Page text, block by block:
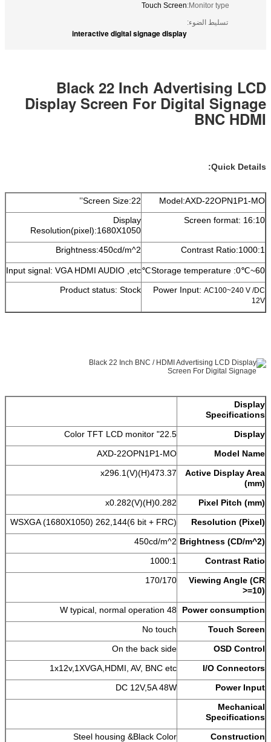
Monitor type:
Touch Screen
تسليط الضوء:
interactive digital signage display
Black 22 Inch Advertising LCD
Display Screen For Digital Signage
BNC HDMI
Quick Details:
Model:AXD-22OPN1P1-MO
Screen Size:22’’
Screen format: 16:10
Display
Resolution(pixel):1680X1050
Contrast Ratio:1000:1
Brightness:450cd/m^2
Storage temperature :0℃~60℃
Input signal: VGA HDMI AUDIO ,etc
Power Input: AC100~240 V /DC
12V
Product status: Stock
Display
Specifications
Display
22.5" Color TFT LCD monitor
Model Name
AXD-22OPN1P1-MO
Active Display Area
(mm)
473.37(H)x296.1(V)
Pixel Pitch (mm)
0.282(H)x0.282(V)
Resolution (Pixel)
WSXGA (1680X1050) 262,144(6 bit + FRC)
Brightness (CD/m^2)
450cd/m^2
Contrast Ratio
1000:1
Viewing Angle (CR
>=10)
170/170
Power consumption
48 W typical, normal operation
Touch Screen
No touch
OSD Control
On the back side
I/O Connectors
1x12v,1XVGA,HDMI, AV, BNC etc
Power Input
DC 12V,5A 48W
Mechanical
Specifications
Construction
Steel housing &Black Color